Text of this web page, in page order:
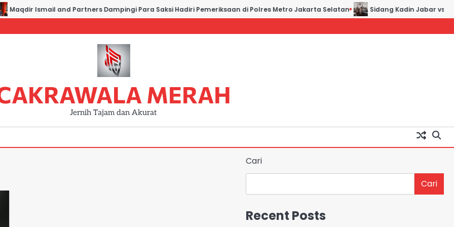
Maqdir Ismail and Partners Dampingi Para Saksi Hadiri Pemeriksaan di Polres Metro Jakarta Selatan Sidang Kadin Jabar vs
MERAH
Jernih Tajam dan Akurat
Cari
Cari
Recent Posts